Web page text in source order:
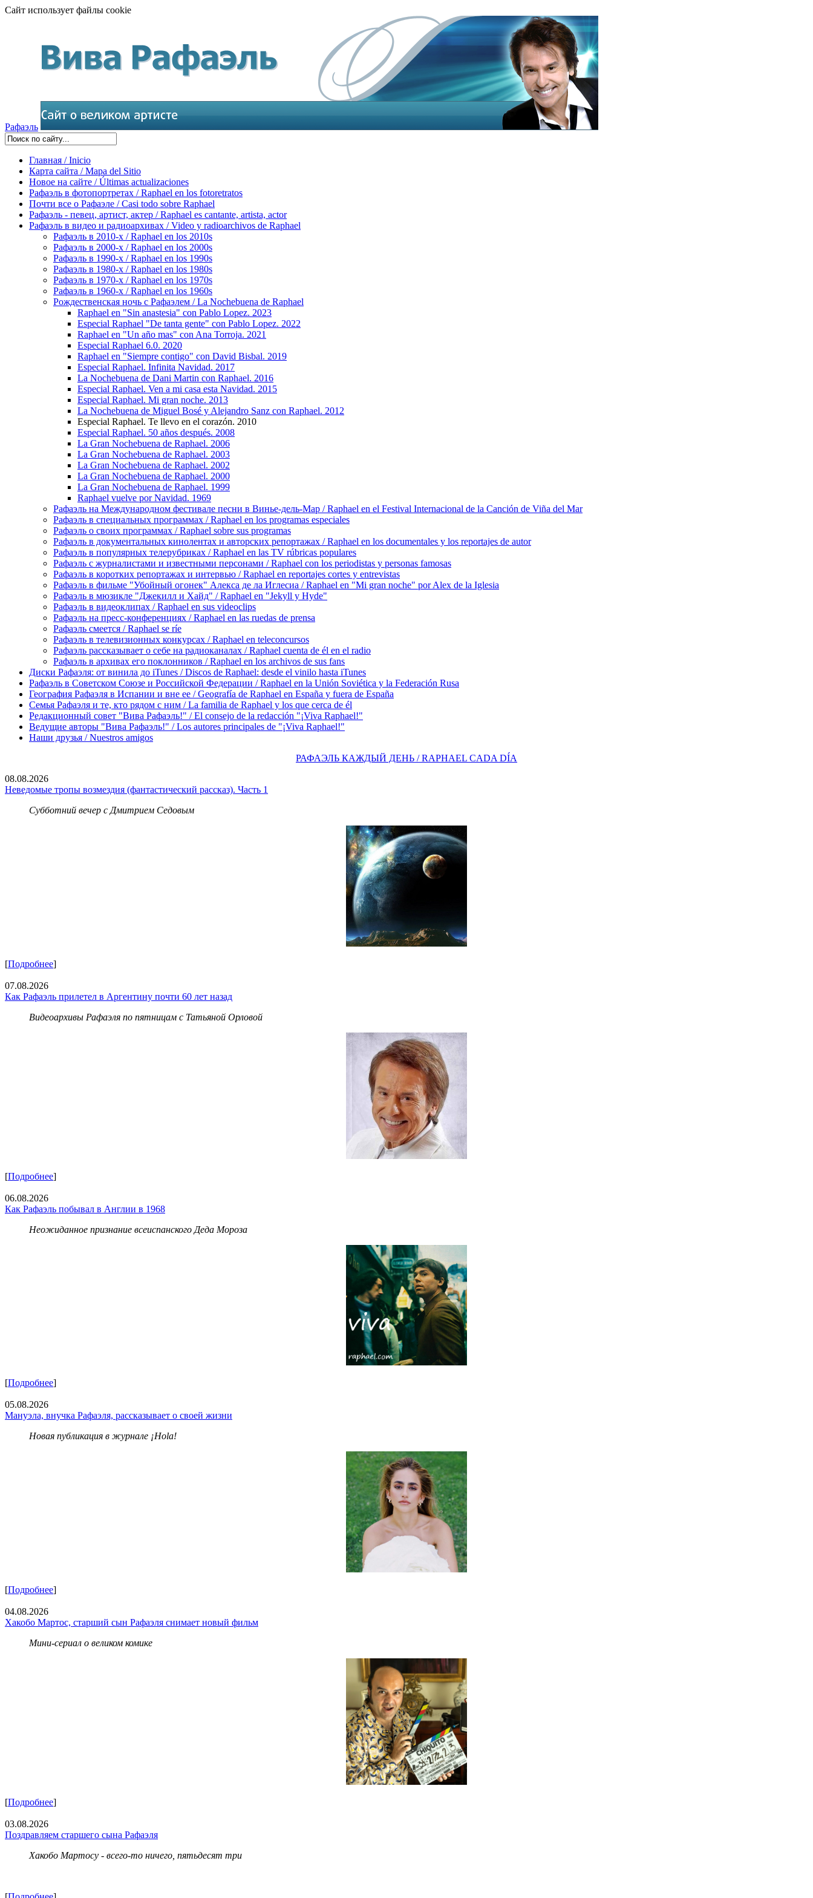
Сайт использует файлы cookie
Рафаэль
Главная / Inicio
Карта сайта / Mapa del Sitio
Новое на сайте / Últimas actualizaciones
Рафаэль в фотопортретах / Raphael en los fotoretratos
Почти все о Рафаэле / Casi todo sobre Raphael
Рафаэль - певец, артист, актер / Raphael es cantante, artista, actor
Рафаэль в видео и радиоархивах / Video y radioarchivos de Raphael
Рафаэль в 2010-х / Raphael en los 2010s
Рафаэль в 2000-х / Raphael en los 2000s
Рафаэль в 1990-х / Raphael en los 1990s
Рафаэль в 1980-х / Raphael en los 1980s
Рафаэль в 1970-х / Raphael en los 1970s
Рафаэль в 1960-х / Raphael en los 1960s
Рождественская ночь с Рафаэлем / La Nochebuena de Raphael
Raphael en "Sin anastesia" con Pablo Lopez. 2023
Especial Raphael "De tanta gente" con Pablo Lopez. 2022
Raphael en "Un año mas" con Ana Torroja. 2021
Especial Raphael 6.0. 2020
Raphael en "Siempre contigo" con David Bisbal. 2019
Especial Raphael. Infinita Navidad. 2017
La Nochebuena de Dani Martin con Raphael. 2016
Especial Raphael. Ven a mi casa esta Navidad. 2015
Especial Raphael. Mi gran noche. 2013
La Nochebuena de Miguel Bosé y Alejandro Sanz con Raphael. 2012
Especial Raphael. Te llevo en el corazón. 2010
Especial Raphael. 50 años después. 2008
La Gran Nochebuena de Raphael. 2006
La Gran Nochebuena de Raphael. 2003
La Gran Nochebuena de Raphael. 2002
La Gran Nochebuena de Raphael. 2000
La Gran Nochebuena de Raphael. 1999
Raphael vuelve por Navidad. 1969
Рафаэль на Международном фестивале песни в Винье-дель-Мар / Raphael en el Festival Internacional de la Canción de Viña del Mar
Рафаэль в специальных программах / Raphael en los programas especiales
Рафаэль о своих программах / Raphael sobre sus programas
Рафаэль в документальных кинолентах и авторских репортажах / Raphael en los documentales y los reportajes de autor
Рафаэль в популярных телерубриках / Raphael en las TV rúbricas populares
Рафаэль с журналистами и известными персонами / Raphael con los periodistas y personas famosas
Рафаэль в коротких репортажах и интервью / Raphael en reportajes cortes y entrevistas
Рафаэль в фильме "Убойный огонек" Алекса де ла Иглесиа / Raphael en "Mi gran noche" por Alex de la Iglesia
Рафаэль в мюзикле "Джекилл и Хайд" / Raphael en "Jekyll y Hyde"
Рафаэль в видеоклипах / Raphael en sus videoclips
Рафаэль на пресс-конференциях / Raphael en las ruedas de prensa
Рафаэль смеется / Raphael se ríe
Рафаэль в телевизионных конкурсах / Raphael en teleconcursos
Рафаэль рассказывает о себе на радиоканалах / Raphael cuenta de él en el radio
Рафаэль в архивах его поклонников / Raphael en los archivos de sus fans
Диски Рафаэля: от винила до iTunes / Discos de Raphael: desde el vinilo hasta iTunes
Рафаэль в Советском Союзе и Российской Федерации / Raphael en la Unión Soviética y la Federación Rusa
География Рафаэля в Испании и вне ее / Geografía de Raphael en España y fuera de España
Семья Рафаэля и те, кто рядом с ним / La familia de Raphael y los que cerca de él
Редакционный совет "Вива Рафаэль!" / El consejo de la redacción "¡Viva Raphael!"
Ведущие авторы "Вива Рафаэль!" / Los autores principales de "¡Viva Raphael!"
Наши друзья / Nuestros amigos
РАФАЭЛЬ КАЖДЫЙ ДЕНЬ / RAPHAEL CADA DÍA
08.08.2026
Неведомые тропы возмездия (фантастический рассказ). Часть 1
Субботний вечер с Дмитрием Седовым
[Подробнее]
07.08.2026
Как Рафаэль прилетел в Аргентину почти 60 лет назад
Видеоархивы Рафаэля по пятницам с Татьяной Орловой
[Подробнее]
06.08.2026
Как Рафаэль побывал в Англии в 1968
Неожиданное признание всеиспанского Деда Мороза
[Подробнее]
05.08.2026
Мануэла, внучка Рафаэля, рассказывает о своей жизни
Новая публикация в журнале ¡Hola!
[Подробнее]
04.08.2026
Хакобо Мартос, старший сын Рафаэля снимает новый фильм
Мини-сериал о великом комике
[Подробнее]
03.08.2026
Поздравляем старшего сына Рафаэля
Хакобо Мартосу - всего-то ничего, пятьдесят три